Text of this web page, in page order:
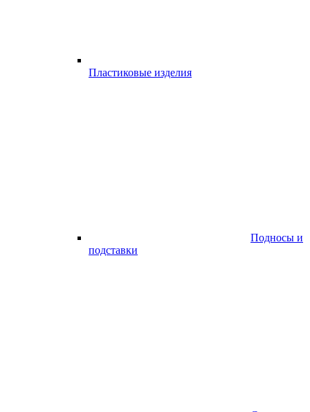
Пластиковые изделия
Подносы и
подставки